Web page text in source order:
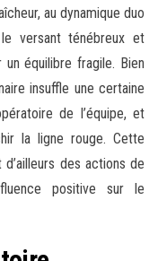
au dynamique duo
versant ténébreux et
équilibre fragile. Bien
insuffle une certaine
de l’équipe, et
la ligne rouge. Cette
des actions de
positive sur le